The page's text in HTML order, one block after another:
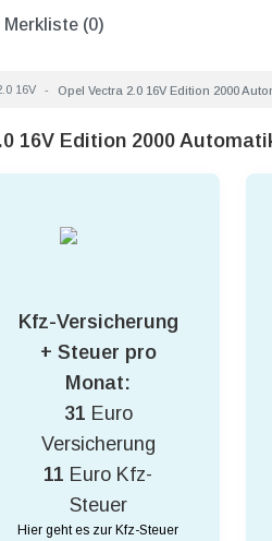
Merkliste (0)
16V Opel Vectra 2.0 16V Edition 2000
16V Edition 2000
Kfz-Versicherung
+ Steuer pro
Monat:
31 Euro
Versicherung
11 Euro Kfz-
Steuer
Hier geht es zur Kfz-Steuer